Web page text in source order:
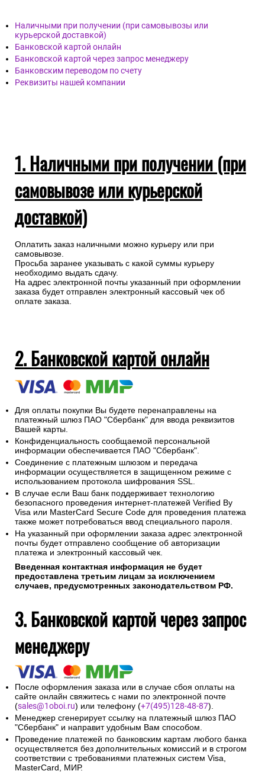
Наличными при получении (при самовывозы или
курьерской доставкой)
Банковской картой онлайн
Банковской картой через запрос менеджеру
Банковским переводом по счету
Реквизиты нашей компании
1. Наличными при получении (при
самовывозе или курьерской
доставкой)
Оплатить заказ наличными можно курьеру или при
самовывозе.
Просьба заранее указывать с какой суммы курьеру
необходимо выдать сдачу.
На адрес электронной почты указанный при оформлении
заказа будет отправлен электронный кассовый чек об
оплате заказа.
2. Банковской картой онлайн
Для оплаты покупки Вы будете перенаправлены на
платежный шлюз ПАО "Сбербанк" для ввода реквизитов
Вашей карты.
Конфиденциальность сообщаемой персональной
информации обеспечивается ПАО "Сбербанк".
Соединение с платежным шлюзом и передача
информации осуществляется в защищенном режиме с
использованием протокола шифрования SSL.
В случае если Ваш банк поддерживает технологию
безопасного проведения интернет-платежей Verified By
Visa или MasterCard Secure Code для проведения платежа
также может потребоваться ввод специального пароля.
На указанный при оформлении заказа адрес электронной
почты будет отправлено сообщение об авторизации
платежа и электронный кассовый чек.
Введенная контактная информация не будет
предоставлена третьим лицам за исключением
случаев, предусмотренных законодательством РФ.
3. Банковской картой через запрос
менеджеру
После оформления заказа или в случае сбоя оплаты на
сайте онлайн свяжитесь с нами по электронной почте
(sales@1oboi.ru) или телефону (+7(495)128-48-87).
Менеджер сгенерирует ссылку на платежный шлюз ПАО
"Сбербанк" и направит удобным Вам способом.
Проведение платежей по банковским картам любого банка
осуществляется без дополнительных комиссий и в строгом
соответствии с требованиями платежных систем Visa,
MasterCard, МИР.